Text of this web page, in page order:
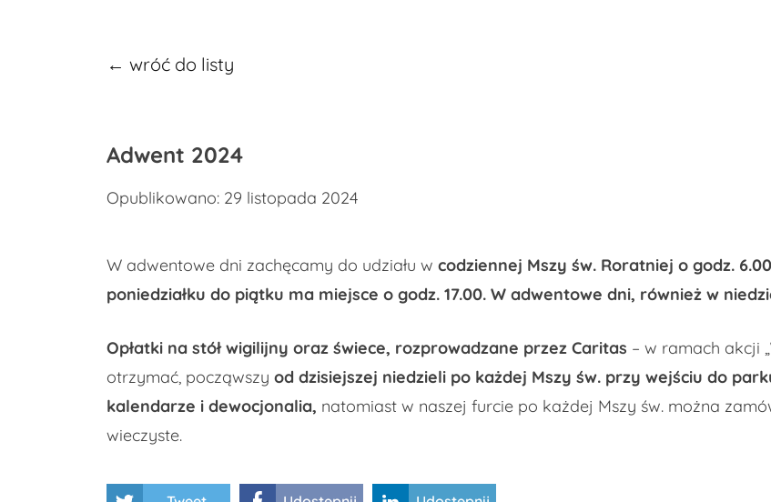
← wróć do listy
Adwent 2024
Opublikowano: 29 listopada 2024
W adwentowe dni zachęcamy do udziału w codziennej Mszy św. Roratniej o godz.
poniedziałku do piątku ma miejsce o godz. 17.00. W adwentowe dni, również w
Opłatki na stół wigilijny oraz świece, rozprowadzane przez Caritas – w ramach akcji „
otrzymać, począwszy od dzisiejszej niedzieli po każdej Mszy św. przy wejściu do
kalendarze i dewocjonalia, natomiast w naszej furcie po każdej Mszy św. można
wieczyste.